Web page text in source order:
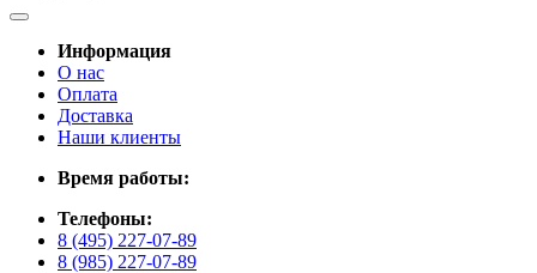
Информация
О нас
Оплата
Доставка
Наши клиенты
Время работы:
Телефоны:
8 (495) 227-07-89
8 (985) 227-07-89